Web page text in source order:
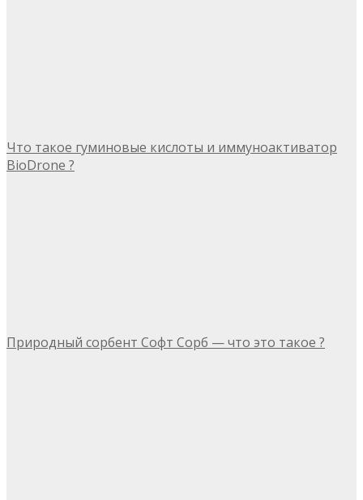
Что такое гуминовые кислоты и иммуноактиватор
BioDrone ?
Природный сорбент Софт Сорб — что это такое ?